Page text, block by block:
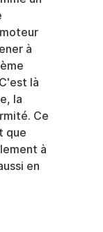
à
là
la
Ce
que
à
en